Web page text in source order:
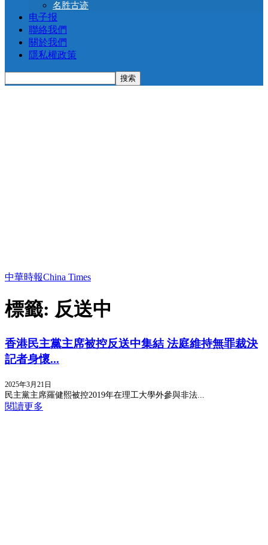
名胜古迹
电子报
聯絡我們
關於我們
隱私權政策
中華時報China Times
標籤: 反送中
香港民主黨主席被控反送中集結 法庭維持無罪裁決
記者身懷...
2025年3月21日
民主黨主席羅健熙被控2019年在理工大學外參與非法...
閱讀更多